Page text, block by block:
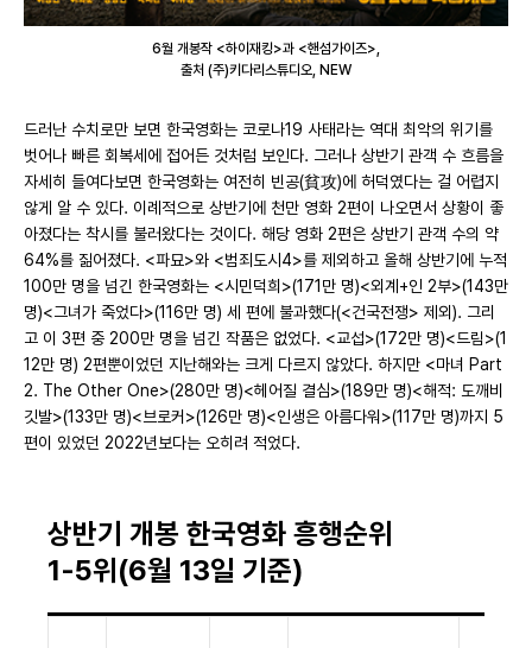
6월 개봉작 <하이재킹>과 <핸섬가이즈>,
출처 (주)키다리스튜디오, NEW
드러난 수치로만 보면 한국영화는 코로나19 사태라는 역대 최악의 위기를
벗어나 빠른 회복세에 접어든 것처럼 보인다. 그러나 상반기 관객 수 흐름을
자세히 들여다보면 한국영화는 여전히 빈공(貧攻)에 허덕였다는 걸 어렵지
않게 알 수 있다. 이례적으로 상반기에 천만 영화 2편이 나오면서 상황이 좋
아졌다는 착시를 불러왔다는 것이다. 해당 영화 2편은 상반기 관객 수의 약
64%를 짊어졌다. <파묘>와 <범죄도시4>를 제외하고 올해 상반기에 누적
100만 명을 넘긴 한국영화는 <시민덕희>(171만 명)<외계+인 2부>(143만
명)<그녀가 죽었다>(116만 명) 세 편에 불과했다(<건국전쟁> 제외). 그리
고 이 3편 중 200만 명을 넘긴 작품은 없었다. <교섭>(172만 명)<드림>(1
12만 명) 2편뿐이었던 지난해와는 크게 다르지 않았다. 하지만 <마녀 Part
2. The Other One>(280만 명)<헤어질 결심>(189만 명)<해적: 도깨비
깃발>(133만 명)<브로커>(126만 명)<인생은 아름다워>(117만 명)까지 5
편이 있었던 2022년보다는 오히려 적었다.
상반기 개봉 한국영화 흥행순위
1-5위(6월 13일 기준)